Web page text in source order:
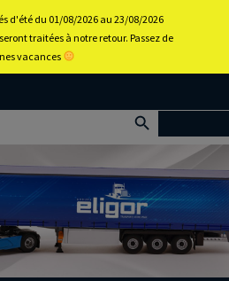
Retour
d'été du 01/08/2026 au 23/08/2026
traitées à notre retour. Passez de
vacances